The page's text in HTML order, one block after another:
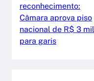
reconhecimento:
Câmara aprova piso
nacional de R$ 3 mil
para garis